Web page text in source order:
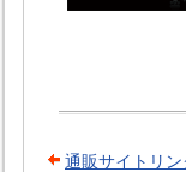
通販サイトリ